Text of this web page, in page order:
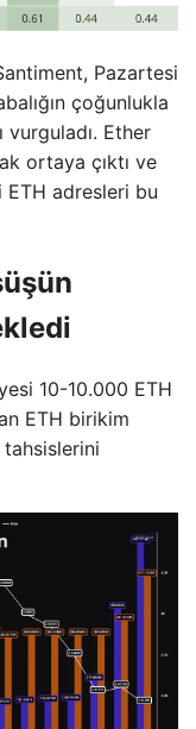
Pazartesi
çoğunlukla
vurguladı. Ether
ortaya çıktı ve
ETH adresleri bu
10-10.000 ETH
ETH birikim